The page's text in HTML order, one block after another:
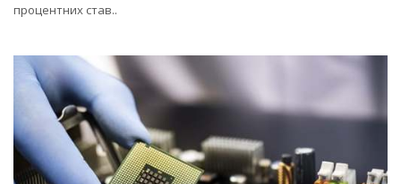
процентних став..